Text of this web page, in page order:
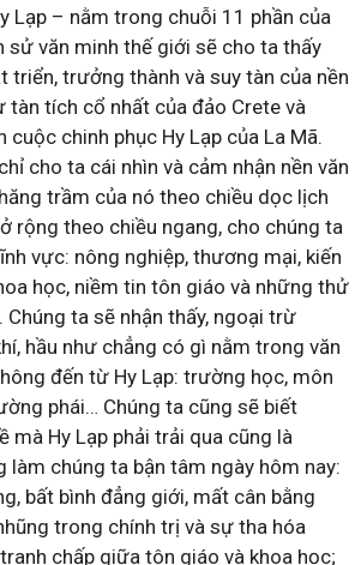
Lạp – nằm trong chuỗi 11 phần của
sử văn minh thế giới sẽ cho ta thấy
triển, trưởng thành và suy tàn của nền
tàn tích cổ nhất của đảo Crete và
cuộc chinh phục Hy Lạp của La Mã.
cho ta cái nhìn và cảm nhận nền văn
trầm của nó theo chiều dọc lịch
rộng theo chiều ngang, cho chúng ta
vực: nông nghiệp, thương mại, kiến
học, niềm tin tôn giáo và những thử
Chúng ta sẽ nhận thấy, ngoại trừ
hầu như chẳng có gì nằm trong văn
đến từ Hy Lạp: trường học, môn
phái… Chúng ta cũng sẽ biết
mà Hy Lạp phải trải qua cũng là
làm chúng ta bận tâm ngày hôm nay:
bất bình đẳng giới, mất cân bằng
trong chính trị và sự tha hóa
chấp giữa tôn giáo và khoa học;